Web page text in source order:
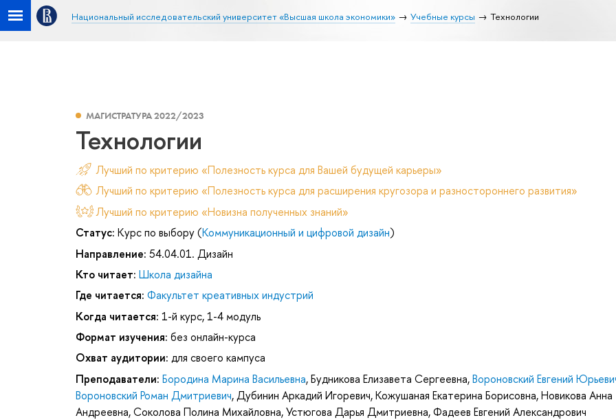
Национальный исследовательский университет «Высшая школа экономики» Учебные курсы Технологии
МАГИСТРАТУРА 2022/2023
Технологии
Лучший по критерию «Полезность курса для Вашей будущей карьеры»
Лучший по критерию «Полезность курса для расширения кругозора и разностороннего развития»
Лучший по критерию «Новизна полученных знаний»
Статус: Курс по выбору (Коммуникационный и цифровой дизайн)
Направление: 54.04.01. Дизайн
Кто читает: Школа дизайна
Где читается: Факультет креативных индустрий
Когда читается: 1-й курс, 1-4 модуль
Формат изучения: без онлайн-курса
Охват аудитории: для своего кампуса
Преподаватели: Бородина Марина Васильевна,Будникова Елизавета Сергеевна,Вороновский Евгений
Вороновский Роман Дмитриевич,Дубинин Аркадий Игоревич,Кожушаная Екатерина Борисовна,Новикова Анна
Андреевна,Соколова Полина Михайловна,Устюгова Дарья Дмитриевна,Фадеев Евгений Александрович